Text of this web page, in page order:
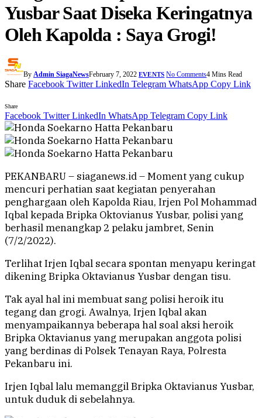
Yusbar Saat Diseka Keringatnya
Oleh Kapolda : Saya Grogi!
By Admin SiagaNewsFebruary 7, 2022 EVENTS No Comments4 Mins Read
Share Facebook Twitter LinkedIn Telegram WhatsApp Copy Link
Share
Facebook Twitter LinkedIn WhatsApp Telegram Copy Link
PEKANBARU – siaganews.id – Moment yang cukup
mencuri perhatian saat kegiatan penyerahan
penghargaan oleh Kapolda Riau, Irjen Pol Mohammad
Iqbal kepada Bripka Oktovianus Yusbar, polisi yang
berhasil menangkap 2 pelaku jambret, Senin
(7/2/2022).
Terlihat Irjen Iqbal secara spontan menyapu keringat
dikening Bripka Oktavianus Yusbar dengan tisu.
Tak ayal hal ini membuat sang polisi heroik itu
tegang dan grogi. Awalnya, Irjen Iqbal akan
menyampaikannya beberapa hal soal aksi heroik
Bripka Oktavianus yang merupakan anggota polisi
yang berdinas di Polsek Tenayan Raya, Polresta
Pekanbaru ini.
Irjen Iqbal lalu memanggil Bripka Oktavianus Yusbar,
untuk duduk di sebelahnya.